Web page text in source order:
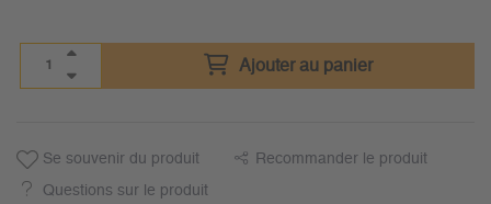
Ajouter au panier
Se souvenir du produit Recommander le produit
Questions sur le produit